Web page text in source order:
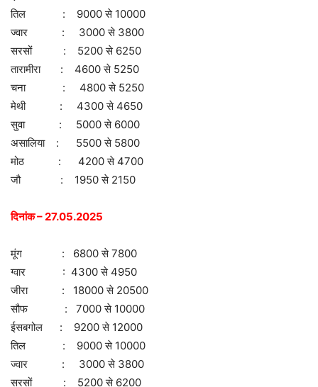
तिल : 9000 से 10000
ज्वार : 3000 से 3800
सरसों : 5200 से 6250
तारामीरा : 4600 से 5250
चना : 4800 से 5250
मेथी : 4300 से 4650
सुवा : 5000 से 6000
असालिया : 5500 से 5800
मोठ : 4200 से 4700
जौ : 1950 से 2150
दिनांक – 27.05.2025
मूंग : 6800 से 7800
ग्वार : 4300 से 4950
जीरा : 18000 से 20500
सौफ : 7000 से 10000
ईसबगोल : 9200 से 12000
तिल : 9000 से 10000
ज्वार : 3000 से 3800
सरसों : 5200 से 6200